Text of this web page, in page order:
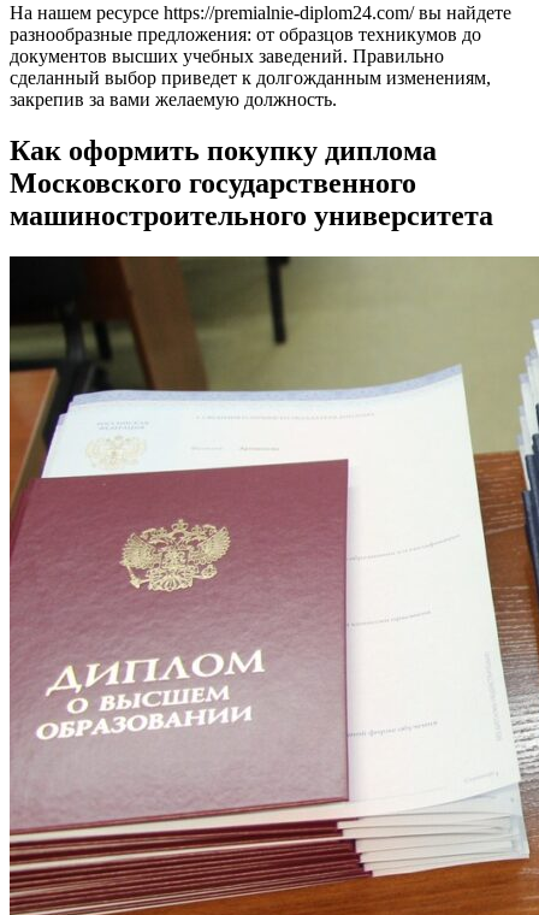
На нашем ресурсе https://premialnie-diplom24.com/ вы найдете
разнообразные предложения: от образцов техникумов до
документов высших учебных заведений. Правильно
сделанный выбор приведет к долгожданным изменениям,
закрепив за вами желаемую должность.
Как оформить покупку диплома
Московского государственного
машиностроительного университета